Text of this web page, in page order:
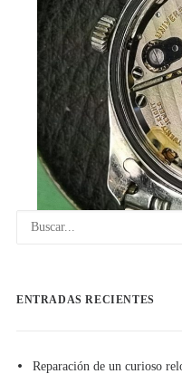
ENTRADAS RECIENTES
Reparación de un curioso